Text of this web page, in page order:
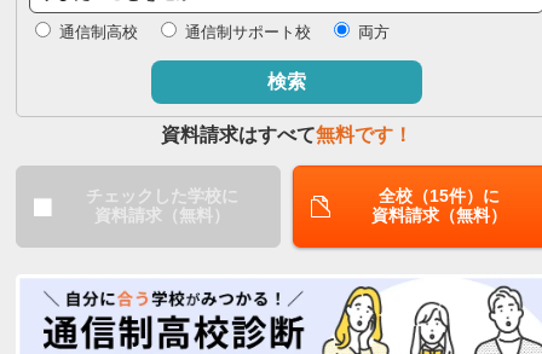
通信制高校 通信制サポート校 両方
検索
資料請求はすべて無料です！
チェックした学校に
資料請求（無料）
全校（15件）に
資料請求（無料）